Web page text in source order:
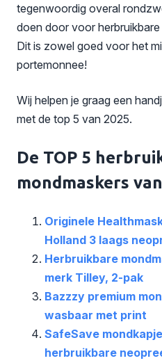
tegenwoordig overal
doen door voor
Dit is zowel goed voor het
portemonnee!
Wij helpen je graag een
met de top 5 van 2025.
De TOP 5
mondmaskers
Originele
Holland 3 laags
Herbruikbare
merk Tilley, 2-pak
Bazzzy premium
wasbaar met print
SafeSave
herbruikbare